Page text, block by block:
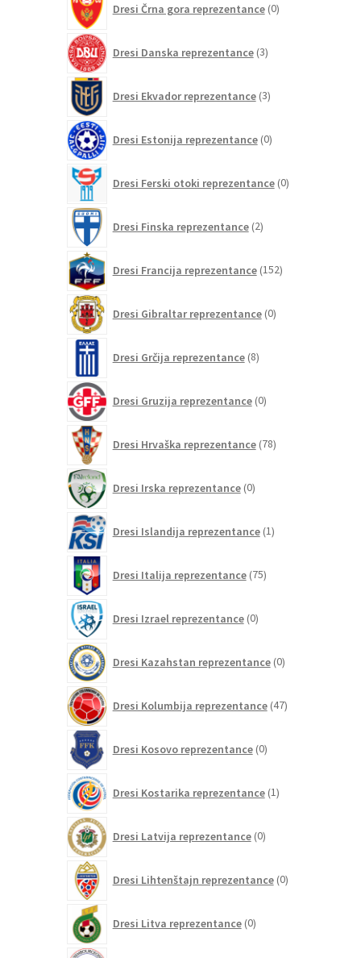
Dresi Črna gora reprezentance 0izdelkov
Dresi Danska reprezentance 3izdelki
Dresi Ekvador reprezentance 3izdelki
Dresi Estonija reprezentance 0izdelkov
Dresi Ferski otoki reprezentance 0izdelkov
Dresi Finska reprezentance 2izdelka
Dresi Francija reprezentance 152izdelkov
Dresi Gibraltar reprezentance 0izdelkov
Dresi Grčija reprezentance 8izdelkov
Dresi Gruzija reprezentance 0izdelkov
Dresi Hrvaška reprezentance 78izdelkov
Dresi Irska reprezentance 0izdelkov
Dresi Islandija reprezentance 1izdelek
Dresi Italija reprezentance 75izdelkov
Dresi Izrael reprezentance 0izdelkov
Dresi Kazahstan reprezentance 0izdelkov
Dresi Kolumbija reprezentance 47izdelkov
Dresi Kosovo reprezentance 0izdelkov
Dresi Kostarika reprezentance 1izdelek
Dresi Latvija reprezentance 0izdelkov
Dresi Lihtenštajn reprezentance 0izdelkov
Dresi Litva reprezentance 0izdelkov